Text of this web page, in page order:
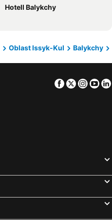
Hotell Balykchy
Oblast Issyk-Kul
Balykchy
Facebook
Twitter